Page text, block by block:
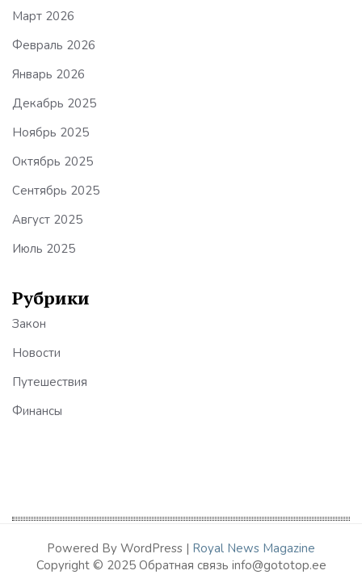
Март 2026
Февраль 2026
Январь 2026
Декабрь 2025
Ноябрь 2025
Октябрь 2025
Сентябрь 2025
Август 2025
Июль 2025
Рубрики
Закон
Новости
Путешествия
Финансы
Powered By WordPress | Royal News Magazine
Copyright © 2025 Обратная связь info@gototop.ee